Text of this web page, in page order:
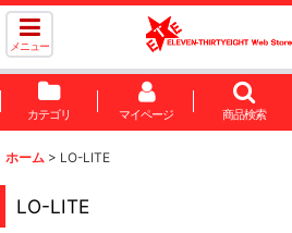
メニュー
カテゴリ マイページ 商品検索
ホーム > LO-LITE
LO-LITE